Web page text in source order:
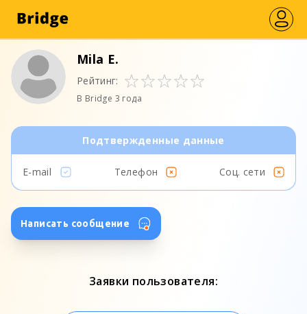
Mila E.
Рейтинг:
В Bridge 3 года
Подтвержденные данные
E-mail Телефон Соц. сети
Написать сообщение
Заявки пользователя: